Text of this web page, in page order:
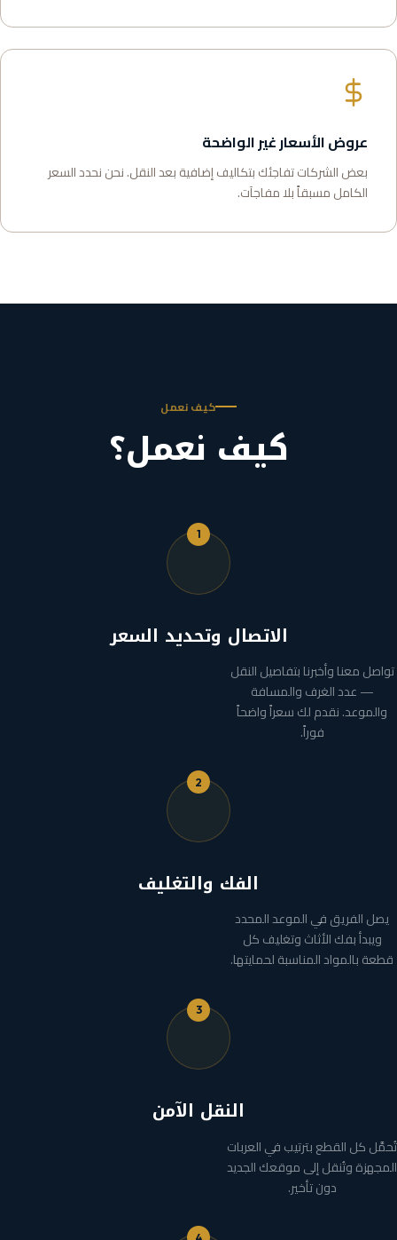
عروض الأسعار غير الواضحة
بعض الشركات تفاجئك بتكاليف إضافية بعد النقل. نحن نحدد السعر
الكامل مسبقاً بلا مفاجآت.
كيف نعمل
كيف نعمل؟
1
الاتصال وتحديد السعر
تواصل معنا وأخبرنا بتفاصيل النقل
— عدد الغرف والمسافة
والموعد. نقدم لك سعراً واضحاً
فوراً.
2
الفك والتغليف
يصل الفريق في الموعد المحدد
ويبدأ بفك الأثاث وتغليف كل
قطعة بالمواد المناسبة لحمايتها.
3
النقل الآمن
تُحمَّل كل القطع بترتيب في العربات
المجهزة وتُنقل إلى موقعك الجديد
دون تأخير.